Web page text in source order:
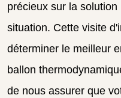
précieux sur la
situation. Cette visite
déterminer le meilleur
ballon
de nous assurer que